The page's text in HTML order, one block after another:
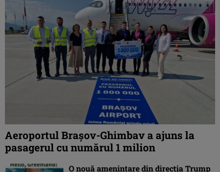
Aeroportul Brașov-Ghimbav a ajuns la
pasagerul cu numărul 1 milion
O nouă amenințare din direcția Trump